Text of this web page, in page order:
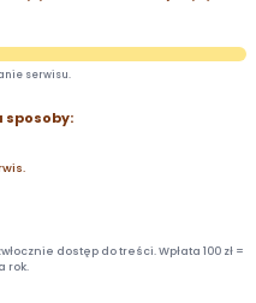
serwisu.
sposoby:
dostęp do treści. Wpłata 100 zł =
rok.